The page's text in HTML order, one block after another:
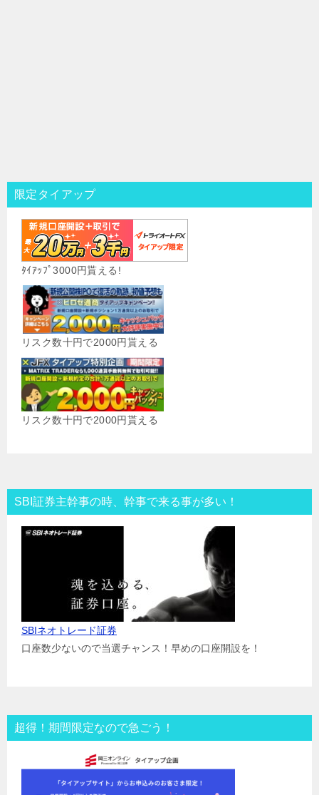
限定タイアップ
ﾀｲｱｯﾌﾟ3000円貰える!
リスク数十円で2000円貰える
リスク数十円で2000円貰える
SBI証券主幹事の時、幹事で来る事が多い！
SBIネオトレード証券
口座数少ないので当選チャンス！早めの口座開設を！
超得！期間限定なので急ごう！